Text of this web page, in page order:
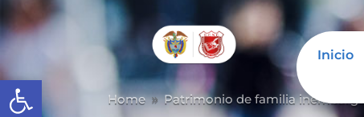
Abrir barra de herramientas
Inicio
Home 9 Patrimonio de familia